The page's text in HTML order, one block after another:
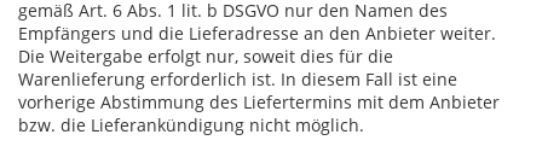
gemäß Art. 6 Abs. 1 lit. b DSGVO nur den Namen des
Empfängers und die Lieferadresse an den Anbieter weiter.
Die Weitergabe erfolgt nur, soweit dies für die
Warenlieferung erforderlich ist. In diesem Fall ist eine
vorherige Abstimmung des Liefertermins mit dem Anbieter
bzw. die Lieferankündigung nicht möglich.